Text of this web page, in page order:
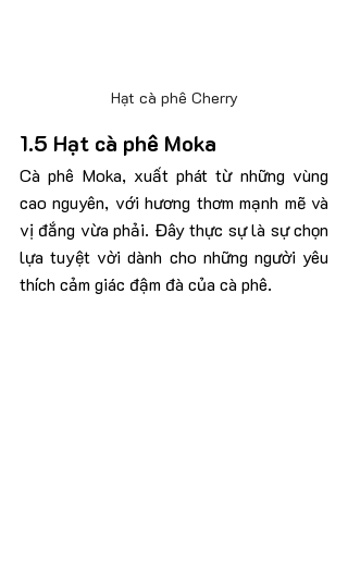
Hạt cà phê Cherry
1.5 Hạt cà phê Moka
Cà phê Moka, xuất phát từ những vùng
cao nguyên, với hương thơm mạnh mẽ và
vị đắng vừa phải. Đây thực sự là sự chọn
lựa tuyệt vời dành cho những người yêu
thích cảm giác đậm đà của cà phê.